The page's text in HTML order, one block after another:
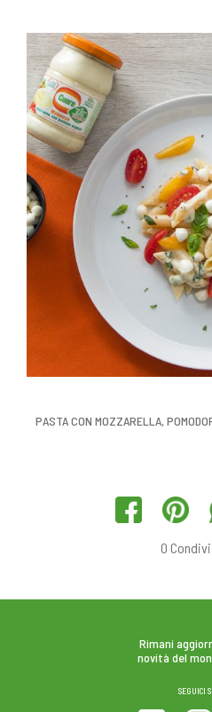
PASTA CON MOZZARELLA,
0
Rimani
novità del
SEGUICI